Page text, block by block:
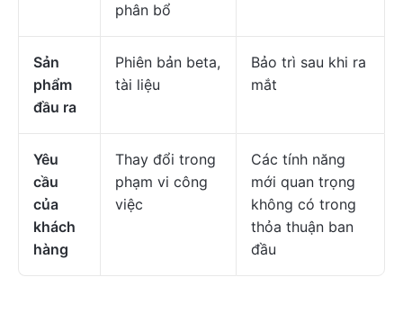
phân bổ
Sản
phẩm
đầu ra
Phiên bản beta,
tài liệu
Bảo trì sau khi ra
mắt
Yêu
cầu
của
khách
hàng
Thay đổi trong
phạm vi công
việc
Các tính năng
mới quan trọng
không có trong
thỏa thuận ban
đầu